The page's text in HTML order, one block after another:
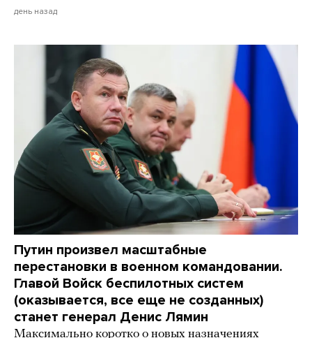
день назад
Путин произвел масштабные
перестановки в военном командовании.
Главой Войск беспилотных систем
(оказывается, все еще не созданных)
станет генерал Денис Лямин
Максимально коротко о новых назначениях